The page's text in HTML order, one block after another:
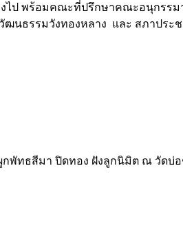
ไป พร้อมคณะที่ปรึกษาคณะอนุกรรม
นธรรมวังทองหลาง และ สภาประ
พัทธสีมา ปิดทอง ฝังลูกนิมิต ณ วัดบ่อ